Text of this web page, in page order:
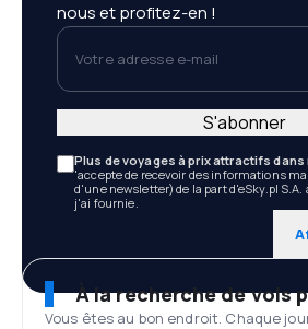
nous et profitez-en !
Votre adresse e-mail
Plus de voyages à prix attractifs
'accepte de recevoir des informations
d'une newsletter) de la part d'eSky.pl
j'ai fournie.
S'abonner
À la recherche de vols
Vous êtes au bon endroit. Chaque